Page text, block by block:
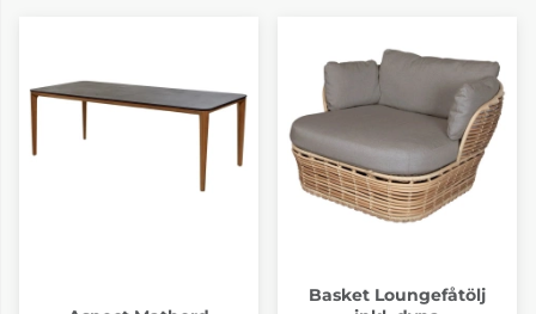
Basket Loungefåtölj